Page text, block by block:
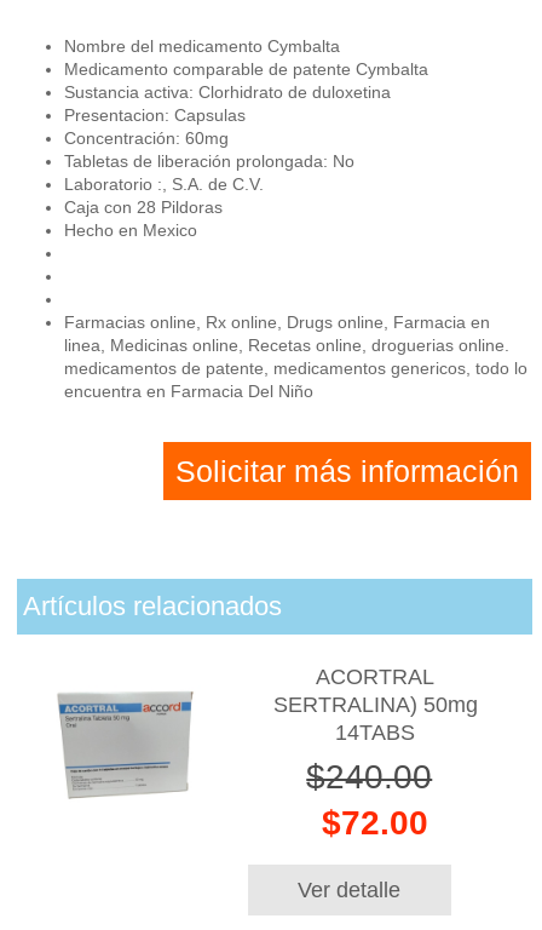
Nombre del medicamento Cymbalta
Medicamento comparable de patente Cymbalta
Sustancia activa: Clorhidrato de duloxetina
Presentacion: Capsulas
Concentración: 60mg
Tabletas de liberación prolongada: No
Laboratorio :, S.A. de C.V.
Caja con 28 Pildoras
Hecho en Mexico
Farmacias online, Rx online, Drugs online, Farmacia en
linea, Medicinas online, Recetas online, droguerias online.
medicamentos de patente, medicamentos genericos, todo lo
encuentra en Farmacia Del Niño
Solicitar más información
Artículos relacionados
ACORTRAL
SERTRALINA) 50mg
14TABS
$240.00
$72.00
Ver detalle